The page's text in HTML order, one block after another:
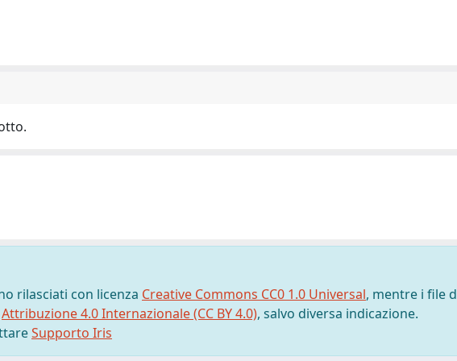
rilasciati con licenza Creative Commons CC0 1.0 Universal, mentre i file
Attribuzione 4.0 Internazionale (CC BY 4.0), salvo diversa indicazione.
Supporto Iris